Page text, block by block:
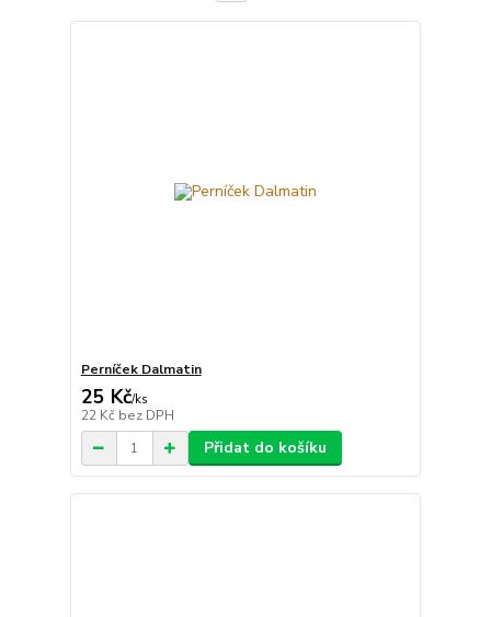
Perníček Dalmatin
25 Kč/ks
22 Kč bez DPH
Přidat do košíku